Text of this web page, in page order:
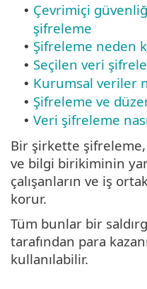
• Çevrimiçi
şifreleme
• Şifreleme neden
• Seçilen veri
• Kurumsal veriler
• Şifreleme ve
• Veri şifreleme
Bir şirkette
ve bilgi birikiminin
çalışanların ve iş
korur.
Tüm bunlar bir
tarafından para
kullanılabilir.